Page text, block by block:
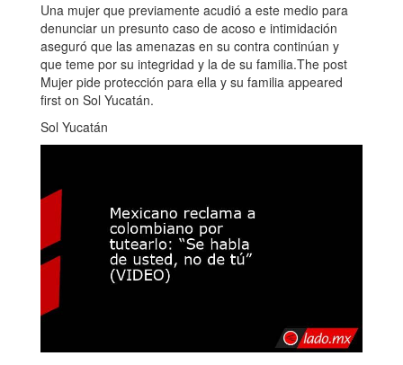
Una mujer que previamente acudió a este medio para
denunciar un presunto caso de acoso e intimidación
aseguró que las amenazas en su contra continúan y
que teme por su integridad y la de su familia.The post
Mujer pide protección para ella y su familia appeared
first on Sol Yucatán.
Sol Yucatán